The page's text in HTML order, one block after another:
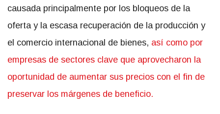
causada principalmente por los bloqueos de la
oferta y la escasa recuperación de la producción y
el comercio internacional de bienes, así como por
empresas de sectores clave que aprovecharon la
oportunidad de aumentar sus precios con el fin de
preservar los márgenes de beneficio.